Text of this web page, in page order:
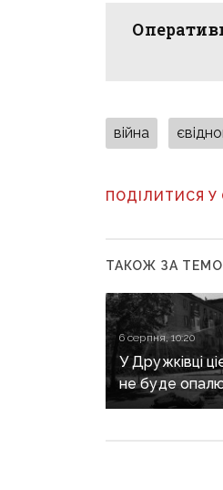
війна
ПОДІЛИТИСЯ
ТАКОЖ ЗА
6 серпня, 10:20
У Дружківці
не буде
сезону: фронт